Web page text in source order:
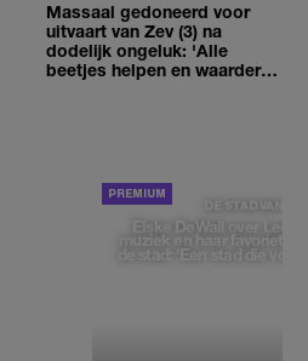
Massaal gedoneerd voor
uitvaart van Zev (3) na
dodelijk ongeluk: 'Alle
beetjes helpen en waarderen
DE STAD VAN
Elske DeWall over
muziek en haar favoriete
de stad: 'Een stad die